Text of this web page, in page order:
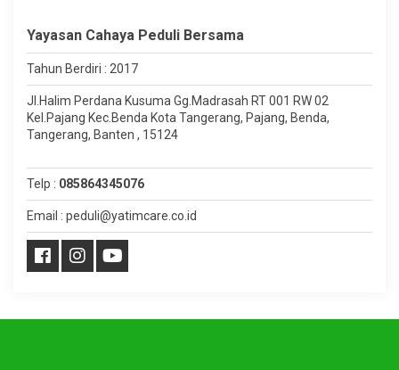
Yayasan Cahaya Peduli Bersama
Tahun Berdiri : 2017
Jl.Halim Perdana Kusuma Gg.Madrasah RT 001 RW 02
Kel.Pajang Kec.Benda Kota Tangerang, Pajang, Benda,
Tangerang, Banten , 15124
Telp : 085864345076
Email : peduli@yatimcare.co.id